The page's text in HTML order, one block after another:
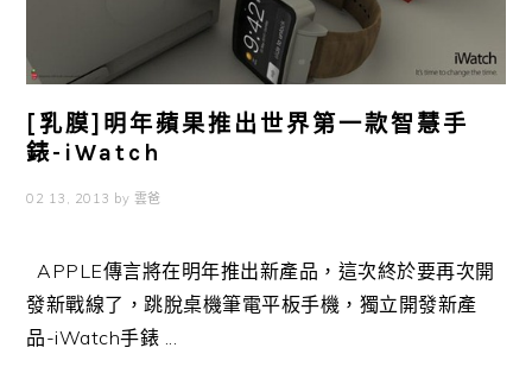
[乳膜]明年蘋果推出世界第一款智慧手
錶-iWatch
02 13, 2013 by 雲爸
APPLE傳言將在明年推出新產品，這次終於要再次開
發新戰線了，跳脫桌機筆電平板手機，獨立開發新產
品-iWatch手錶 ...